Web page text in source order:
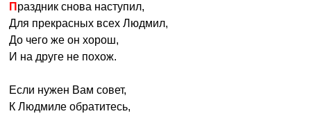
Праздник снова наступил,
Для прекрасных всех Людмил,
До чего же он хорош,
И на друге не похож.
Если нужен Вам совет,
К Людмиле обратитесь,